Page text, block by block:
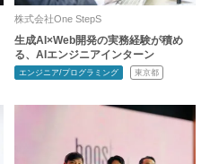
株式会社One StepS
生成AI×Web開発の実務経験が積め
る、AIエンジニアインターン
エンジニア/プログラミング 東京都